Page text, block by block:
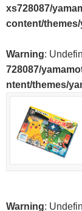
xs728087/
content/
Warning:
728087/
ntent/themes/
Warning: